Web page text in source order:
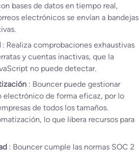
bases de datos en tiempo real,
electrónicos se envían a bandejas
: Realiza comprobaciones exhaustivas
y cuentas inactivas, que la
no puede detectar.
: Bouncer puede gestionar
electrónico de forma eficaz, por lo
de todos los tamaños.
lo que libera recursos para
: Bouncer cumple las normas SOC 2